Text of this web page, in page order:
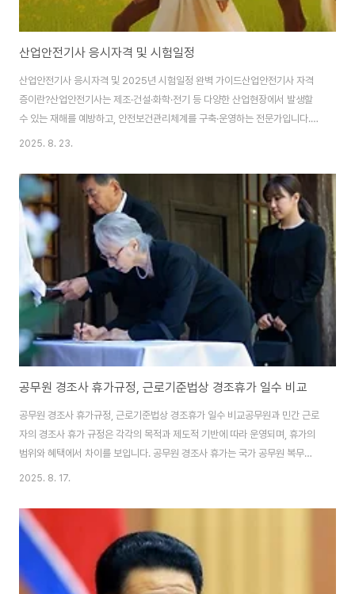
산업안전기사 응시자격 및 시험일정
산업안전기사 응시자격 및 2025년 시험일정 완벽 가이드산업안전기사 자격
증이란?산업안전기사는 제조·건설·화학·전기 등 다양한 산업현장에서 발생할
수 있는 재해를 예방하고, 안전보건관리체계를 구축·운영하는 전문가입니다.
사업장 규모와 무관하게 적용되는 산업안전보건법이 강화되면서, 안전관리 전
중대재해처벌법 시행 이후 현장 채용 시 ‘필수 스펙’으로 자리 잡았으며, 취업·
승진·가점·프리랜서 안전관리자 활동 등 다방면에서 활용됩니다.산업안전기사
응시자격 총정리기사 자격증은 원래 응시자격이 존재 합니다. 이 섹션에서는
산업안전기사 응시자격에 대해서 살펴 보겠습니다.산업안전기사 학력·경력 요
건4년제 관련 학과 졸업(예정 포함)3년제 전문대 졸..
2025. 8. 23.
공무원 경조사 휴가규정, 근로기준법상 경조휴가 일수 비교
공무원 경조사 휴가규정, 근로기준법상 경조휴가 일수 비교공무원과 민간 근로
자의 경조사 휴가 규정은 각각의 목적과 제도적 기반에 따라 운영되며, 휴가의
범위와 혜택에서 차이를 보입니다. 공무원 경조사 휴가는 국가 공무원 복무규
정에 따라 법적으로 보장되며, 명확한 휴가 일수와 유급 혜택을 제공합니다. 반
정에 따라 운영되므로 휴가의 적용 범위와 조건이 다양하게 나타납니다.이러한
'공무원 경조사 휴가규정 vs 근로기준법상 경조휴가 일수' 비교를 통해 각 제도
의 장단점을 이해하고, 개인의 상황에 맞는 경조사 휴가를 효과적으로 활용하
는 것이 중요합니다. 특히, 공무원의 경우 법적으로 보장된 휴가를 최대한 활용
하고, 민간 근로자는 취업규칙을..
2025. 8. 17.